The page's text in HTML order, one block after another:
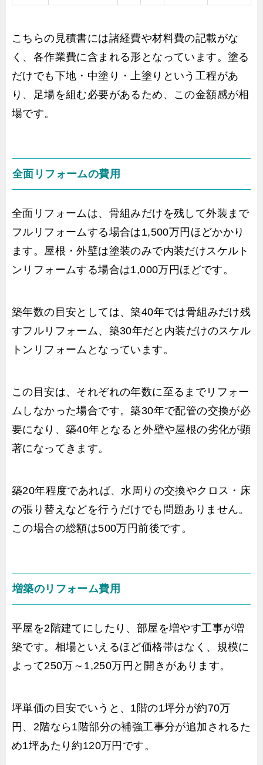
こちらの見積書には諸経費や材料費の記載がな
く、各作業費に含まれる形となっています。塗る
だけでも下地・中塗り・上塗りという工程があ
り、足場を組む必要があるため、この金額感が相
場です。
全面リフォームの費用
全面リフォームは、骨組みだけを残して外装まで
フルリフォームする場合は1,500万円ほどかかり
ます。屋根・外壁は塗装のみで内装だけスケルト
ンリフォームする場合は1,000万円ほどです。
築年数の目安としては、築40年では骨組みだけ残
すフルリフォーム、築30年だと内装だけのスケル
トンリフォームとなっています。
この目安は、それぞれの年数に至るまでリフォー
ムしなかった場合です。築30年で配管の交換が必
要になり、築40年となると外壁や屋根の劣化が顕
著になってきます。
築20年程度であれば、水周りの交換やクロス・床
の張り替えなどを行うだけでも問題ありません。
この場合の総額は500万円前後です。
増築のリフォーム費用
平屋を2階建てにしたり、部屋を増やす工事が増
築です。相場といえるほど価格帯はなく、規模に
よって250万～1,250万円と開きがあります。
坪単価の目安でいうと、1階の1坪分が約70万
円、2階なら1階部分の補強工事分が追加されるた
め1坪あたり約120万円です。